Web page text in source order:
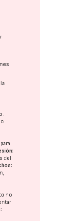
del
no